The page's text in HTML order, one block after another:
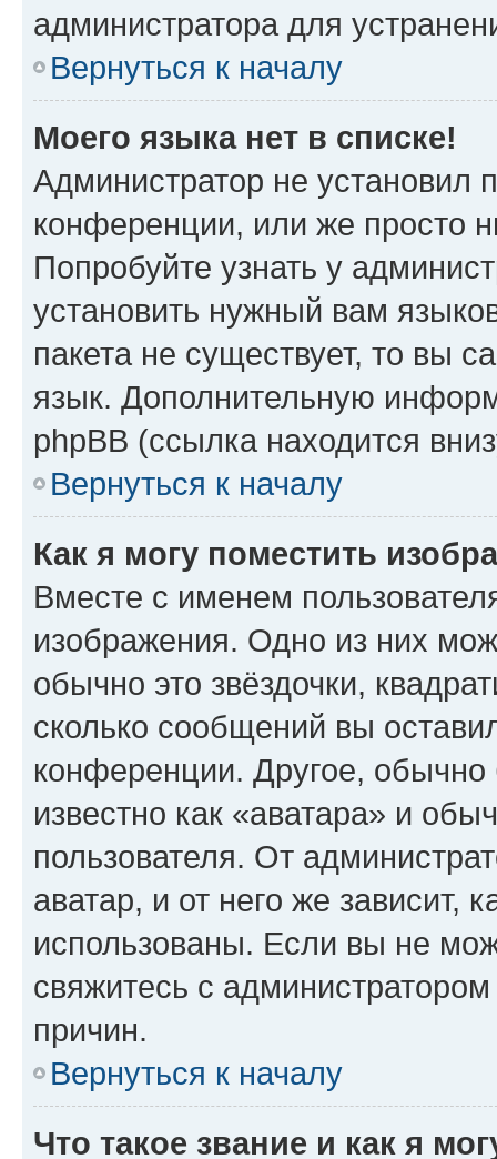
администратора для
Вернуться к началу
Моего языка нет в списке!
Администратор не установил
конференции, или же просто
Попробуйте узнать у
установить нужный вам
пакета не существует, то вы
язык. Дополнительную
phpBB (ссылка находится
Вернуться к началу
Как я могу поместить
Вместе с именем
изображения. Одно из них
обычно это звёздочки,
сколько сообщений вы
конференции. Другое,
известно как «аватара» и
пользователя. От
аватар, и от него же зависит,
использованы. Если вы не
свяжитесь с
причин.
Вернуться к началу
Что такое звание и как я